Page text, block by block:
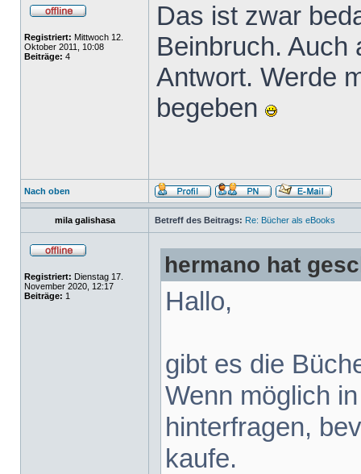
Registriert: Mittwoch 12.
Oktober 2011, 10:08
Beiträge: 4
Das ist zwar
Beinbruch. Auch
Antwort. Werde
begeben
Nach oben
mila galishasa Betreff des Beitrags: Re: Bücher als eBooks
Registriert: Dienstag 17.
November 2020, 12:17
Beiträge: 1
hermano hat
Hallo,
gibt es die
Wenn möglich
hinterfragen,
kaufe.